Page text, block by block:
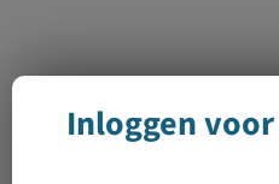
Inloggen